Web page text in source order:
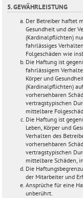
5. GEWÄHRLEISTUNG
Der Betreiber haftet
Gesundheit und der
(Kardinalpflichten)
fahrlässiges
Folgeschäden wie
Die Haftung ist
fahrlässigem
Körper und
(Kardinalpflichten)
vorhersehbaren
vertragstypischen
mittelbare
Die Haftung ist
Leben, Körper und
Verhalten des
vorhersehbaren
vertragstypischen
mittelbare Schäden,
Die
der Mitarbeiter und
Ansprüche für eine
unberührt.